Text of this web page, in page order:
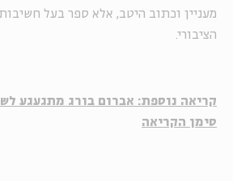
מעניין וכתוב היטב, אלא ספר בעל
הציבורי.
קריאה נוספת: אברום בורג מתגעגע
סימן הקריאה